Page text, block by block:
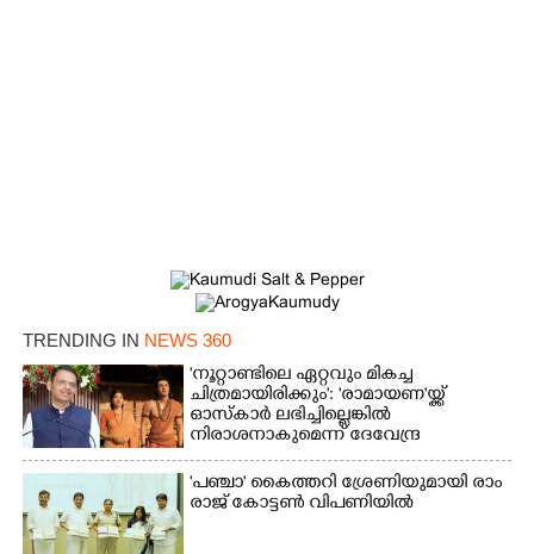
TRENDING IN NEWS 360
'നൂറ്റാണ്ടിലെ ഏറ്റവും മികച്ച
ചിത്രമായിരിക്കും': 'രാമായണ'യ്ക്ക്
ഓസ്കാ‌ർ ലഭിച്ചില്ലെങ്കിൽ
നിരാശനാകുമെന്ന് ദേവേന്ദ്ര
ഫഡ്നാവിസ്
'​പ​ഞ്ചാ​'​ ​കൈ​ത്ത​റി​ ​ശ്രേ​ണി​യു​മാ​യി​ ​രാം​
രാ​ജ് ​കോ​ട്ടൺ വിപണിയിൽ
Share this link